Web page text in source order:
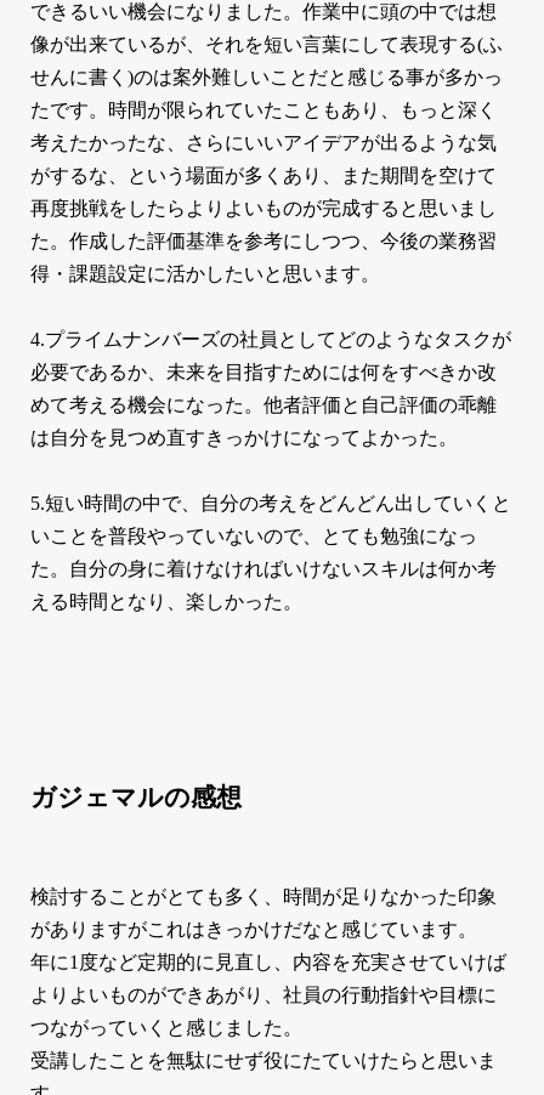
できるいい機会になりました。作業中に頭の中では想
像が出来ているが、それを短い言葉にして表現する(ふ
せんに書く)のは案外難しいことだと感じる事が多かっ
たです。時間が限られていたこともあり、もっと深く
考えたかったな、さらにいいアイデアが出るような気
がするな、という場面が多くあり、また期間を空けて
再度挑戦をしたらよりよいものが完成すると思いまし
た。作成した評価基準を参考にしつつ、今後の業務習
得・課題設定に活かしたいと思います。
4.プライムナンバーズの社員としてどのようなタスクが
必要であるか、未来を目指すためには何をすべきか改
めて考える機会になった。他者評価と自己評価の乖離
は自分を見つめ直すきっかけになってよかった。
5.短い時間の中で、自分の考えをどんどん出していくと
いことを普段やっていないので、とても勉強になっ
た。自分の身に着けなければいけないスキルは何か考
える時間となり、楽しかった。
ガジェマルの感想
検討することがとても多く、時間が足りなかった印象
がありますがこれはきっかけだなと感じています。
年に1度など定期的に見直し、内容を充実させていけば
よりよいものができあがり、社員の行動指針や目標に
つながっていくと感じました。
受講したことを無駄にせず役にたていけたらと思いま